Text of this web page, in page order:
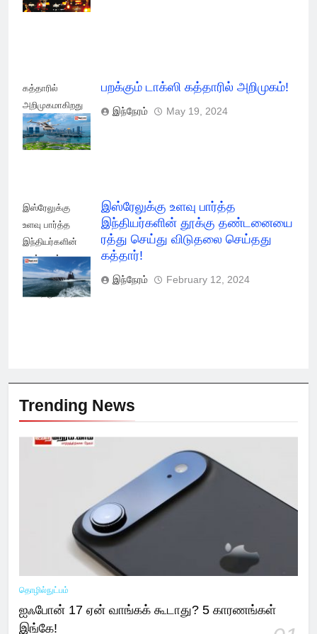
விதிமுறை
கத்தாரில்
அறிமுகமாகிறது
பறக்கும் டாக்ஸி!
பறக்கும் டாக்ஸி கத்தாரில் அறிமுகம்!
இந்நேரம் May 19, 2024
இஸ்ரேலுக்கு
உளவு பார்த்த
இந்தியர்களின்
தூக்கு ரத்து
செய்து விடுதலை
செய்தது கத்தார்!
இஸ்ரேலுக்கு உளவு பார்த்த
இந்தியர்களின் தூக்கு தண்டனையை
ரத்து செய்து விடுதலை செய்தது
கத்தார்!
இந்நேரம் February 12, 2024
Trending News
தொழில்நுட்பம்
ஐஃபோன் 17 ஏன் வாங்கக் கூடாது? 5 காரணங்கள்
இங்கே!